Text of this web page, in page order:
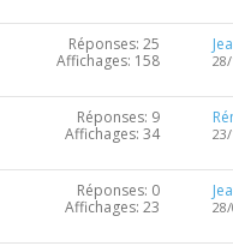
Réponses: 25
Affichages: 158
Réponses: 9
Affichages: 34
Réponses: 0
Affichages: 23